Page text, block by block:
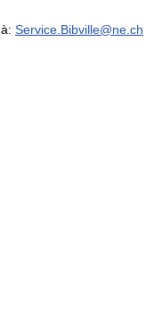
Service.Bibville@ne.ch